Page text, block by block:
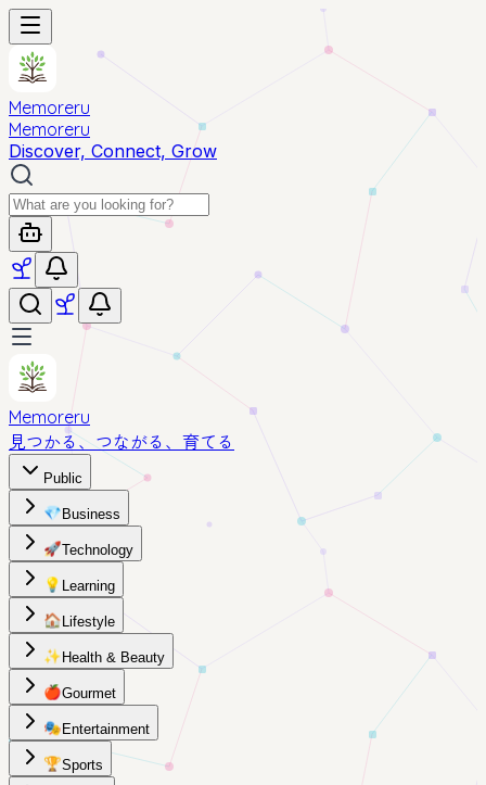
Memoreru
Memoreru
Discover, Connect, Grow
Memoreru
見つかる、つながる、育てる
Public
💎 Business
🚀Technology
💡 Learning
🏠 Lifestyle
✨ Health & Beauty
🍎Gourmet
🎭 Entertainment
🏆Sports